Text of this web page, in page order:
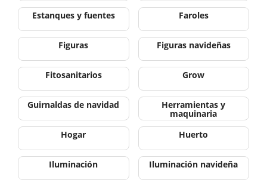
Estanques y fuentes Faroles
Figuras Figuras navideñas
Fitosanitarios Grow
Guirnaldas de navidad Herramientas y
maquinaria
Hogar
Huerto
Iluminación Iluminación navideña